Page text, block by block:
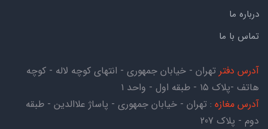
درباره ما
تماس با ما
آدرس دفتر تهران - خیابان جمهوری - انتهای کوچه لاله - کوچه
هاتف -پلاک ۱۵ - طبقه اول - واحد ۱
آدرس مغازه : تهران - خیابان جمهوری - پاساژ علاالدین - طبقه
دوم - پلاک 207